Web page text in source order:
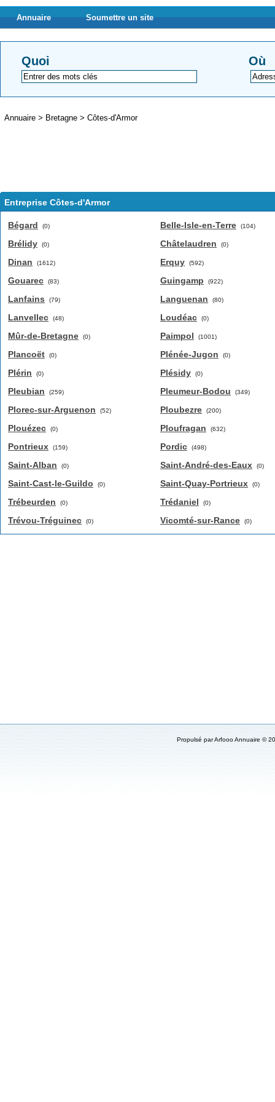
Annuaire Soumettre un site
Quoi Où
Annuaire > Bretagne > Côtes-d'Armor
Entreprise Côtes-d'Armor
Bégard (0)
Brélidy (0)
Dinan (1612)
Gouarec (83)
Lanfains (79)
Lanvellec (48)
Mûr-de-Bretagne (0)
Plancoët (0)
Plérin (0)
Pleubian (259)
Plorec-sur-Arguenon (52)
Plouézec (0)
Pontrieux (159)
Saint-Alban (0)
Saint-Cast-le-Guildo (0)
Trébeurden (0)
Trévou-Tréguinec (0)
Belle-Isle-en-Terre (104)
Châtelaudren (0)
Erquy (592)
Guingamp (922)
Languenan (80)
Loudéac (0)
Paimpol (1001)
Plénée-Jugon (0)
Plésidy (0)
Pleumeur-Bodou (349)
Ploubezre (200)
Ploufragan (632)
Pordic (498)
Saint-André-des-Eaux (0)
Saint-Quay-Portrieux (0)
Trédaniel (0)
Vicomté-sur-Rance (0)
Propulsé parArfooo Annuaire ©